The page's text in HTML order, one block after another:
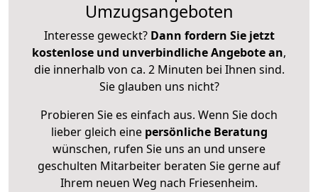
Umzugsangeboten
Interesse geweckt? Dann fordern Sie jetzt
kostenlose und unverbindliche Angebote an,
die innerhalb von ca. 2 Minuten bei Ihnen sind.
Sie glauben uns nicht?
Probieren Sie es einfach aus. Wenn Sie doch
lieber gleich eine persönliche Beratung
wünschen, rufen Sie uns an und unsere
geschulten Mitarbeiter beraten Sie gerne auf
Ihrem neuen Weg nach Friesenheim.